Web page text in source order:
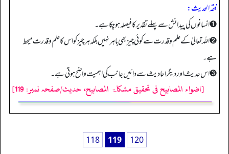
فقہ الحدیث:
➊ انسانوں کی پیدائش سے پہلے تقدیر کا فیصلہ ہو چکا ہے۔
➋ اللہ تعالیٰ کے علم و قدرت سے کوئی چیز بھی باہر نہیں بلکہ ہر چیز کو اس کا علم و قدرت میحط
ہے۔
➌ اس حدیث اور دیگر احادیث سے دائیں جانب کی اہمیت واضح ہوتی ہے۔
[اضواء المصابیح فی تحقیق مشکاۃ المصابیح، حدیث/صفحہ نمبر: 119]
118 119
120